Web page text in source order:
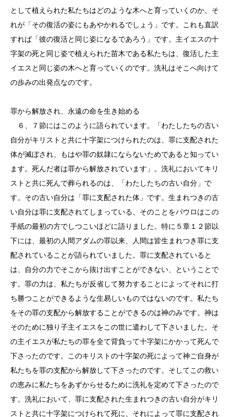
として植えられた私たちはどのような木へと育っていくのか。そ
れが「その復活の姿にもあやかれるでしょう」です。これも直訳
すれば「彼の復活と同じ姿になるであろう」です。主イエスの十
字架の死と同じ姿で植えられた苗木である私たちは、復活した主
イエスと同じ姿の木へと育っていくのです。洗礼はそこへ向けて
の歩みの出発点なのです。
罪から解放され、永遠の命を生き始める
６、７節にはこのように語られています。「わたしたちの古い
自分がキリストと共に十字架につけられたのは、罪に支配された
体が滅ぼされ、もはや罪の奴隷にならないためであると知ってい
ます。死んだ者は罪から解放されています」。洗礼においてキリ
ストと共に死んで葬られるのは、「わたしたちの古い自分」で
す。その古い自分は「罪に支配された体」です。生まれつきの古
い自分は罪に支配されてしまっている、そのことをパウロはこの
手紙の最初の方でしつこいほどに語りました。特に５章１２節以
下には、最初の人間アダムの罪以来、人間は皆生まれつき罪に支
配されていることが語られていました。罪に支配されていると
は、自分の力でそこから抜け出すことができない、ということで
す。罪の力は、私たちが反省して努力することによってそれに打
ち勝つことができるような生易しいものではないのです。私たち
をその罪の支配から解放することができるのは神のみです。神は
そのために独り子主イエスをこの世に遣わして下さいました。そ
の主イエスが私たちの罪を全て背負って十字架にかかって死んで
下さったのです。このキリストの十字架の死によって神ご自身が
私たちを罪の支配から解放して下さったのです。そしてこの救い
の恵みに私たちをあずからせるために洗礼を定めて下さったので
す。洗礼において、罪に支配された生まれつきの古い自分がキリ
ストと共に十字架につけられて死に、それによって罪に支配され